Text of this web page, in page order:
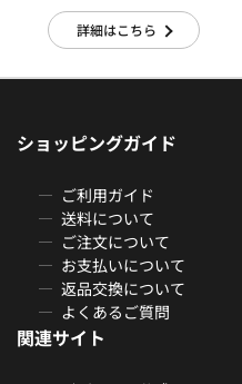
詳細はこちら
ショッピングガイド
ご利用ガイド
送料について
ご注文について
お支払いについて
返品交換について
よくあるご質問
関連サイト